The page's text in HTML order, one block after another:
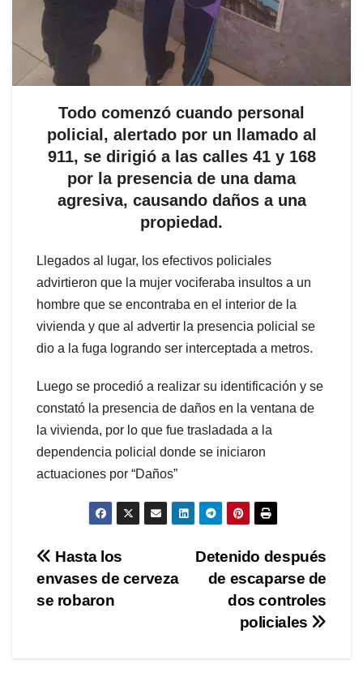
Todo comenzó cuando personal
policial, alertado por un llamado al
911, se dirigió a las calles 41 y 168
por la presencia de una dama
agresiva, causando daños a una
propiedad.
Llegados al lugar, los efectivos policiales
advirtieron que la mujer vociferaba insultos a un
hombre que se encontraba en el interior de la
vivienda y que al advertir la presencia policial se
dio a la fuga logrando ser interceptada a metros.
Luego se procedió a realizar su identificación y se
constató la presencia de daños en la ventana de
la vivienda, por lo que fue trasladada a la
dependencia policial donde se iniciaron
actuaciones por “Daños”
Navegación
de
Detenido después
de escaparse de
dos controles
policiales
Hasta los
envases de cerveza
se robaron